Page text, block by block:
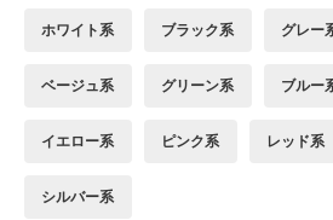
ホワイト系 ブラック系 グレー
ベージュ系 グリーン系 ブルー
イエロー系 ピンク系 レッド系
シルバー系